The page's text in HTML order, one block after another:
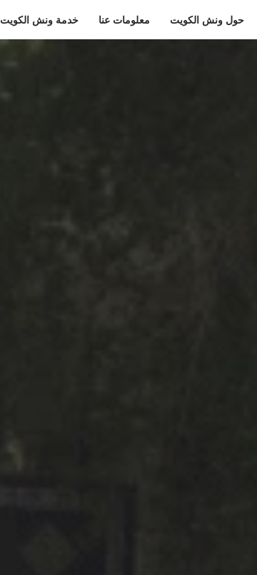
حول ونش الكويت معلومات عنا خدمة ونش الكويت